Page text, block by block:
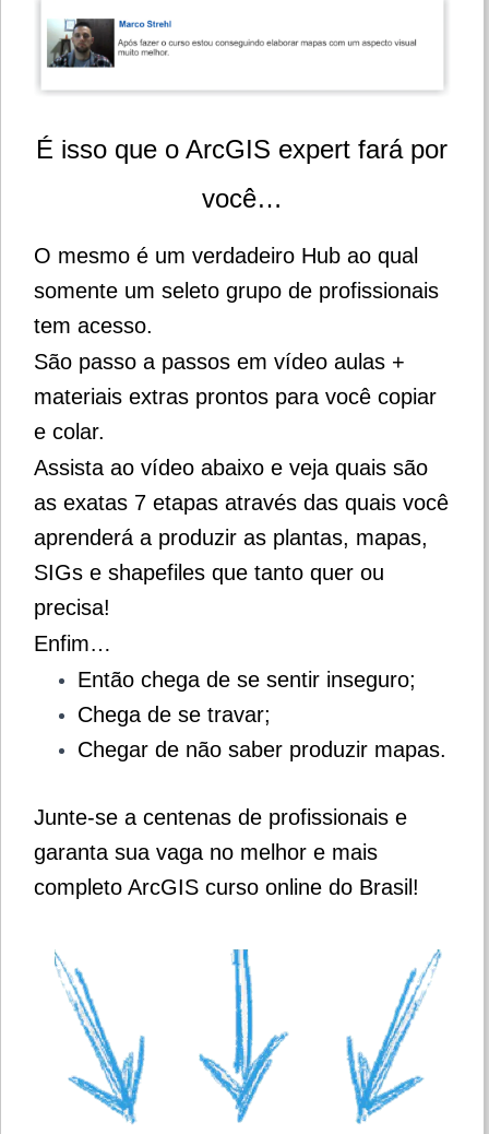
É isso que o ArcGIS expert fará por
você…
O mesmo é um verdadeiro Hub ao qual
somente um seleto grupo de profissionais
tem acesso.
São passo a passos em vídeo aulas +
materiais extras prontos para você copiar
e colar.
Assista ao vídeo abaixo e veja quais são
as exatas 7 etapas através das quais você
aprenderá a produzir as plantas, mapas,
SIGs e shapefiles que tanto quer ou
precisa!
Enfim…
Então chega de se sentir inseguro;
Chega de se travar;
Chegar de não saber produzir mapas.
Junte-se a centenas de profissionais e
garanta sua vaga no melhor e mais
completo ArcGIS curso online do Brasil!